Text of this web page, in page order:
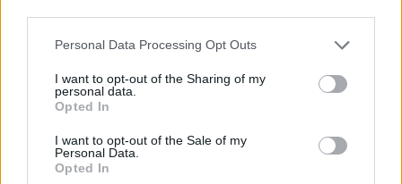
Personal Data Processing Opt Outs
I want to opt-out of the Sharing of my
personal data.
Opted In
I want to opt-out of the Sale of my
Personal Data.
Opted In
Shtuarmë7.10.2021 13:46